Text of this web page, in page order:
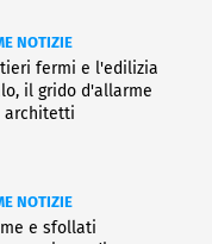
NOTIZIE
fermi e l'edilizia
il grido d'allarme
architetti
NOTIZIE
e sfollati